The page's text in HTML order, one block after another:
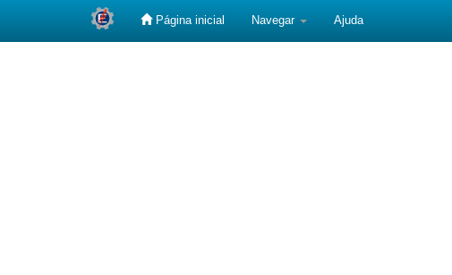
Página inicial Navegar Ajuda